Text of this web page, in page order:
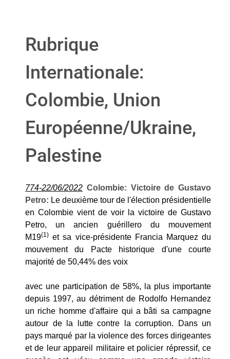
Rubrique
Internationale:
Colombie, Union
Européenne/Ukraine,
Palestine
774-22/06/2022 Colombie: Victoire de Gustavo
Petro: Le deuxième tour de l'élection présidentielle
en Colombie vient de voir la victoire de Gustavo
Petro, un ancien guérillero du mouvement
M19(1) et sa vice-présidente Francia Marquez du
mouvement du Pacte historique d'une courte
majorité de 50,44% des voix
avec une participation de 58%, la plus importante
depuis 1997, au détriment de Rodolfo Hernandez
un riche homme d'affaire qui a bâti sa campagne
autour de la lutte contre la corruption. Dans un
pays marqué par la violence des forces dirigeantes
et de leur appareil militaire et policier répressif, ce